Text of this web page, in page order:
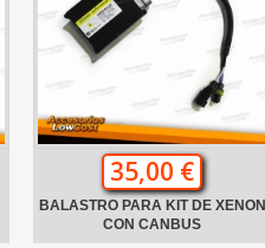
35,00 €
BALASTRO PARA KIT DE XENON
CON CANBUS